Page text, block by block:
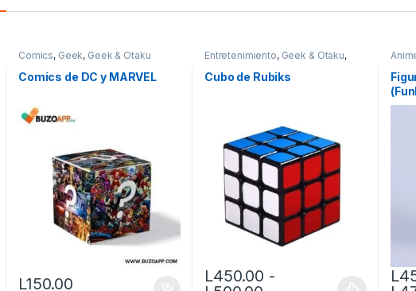
Comics, Geek, Geek & Otaku
Comics de DC y MARVEL
L150.00
Entretenimiento, Geek & Otaku,
Cubo de Rubiks
L450.00 -
L